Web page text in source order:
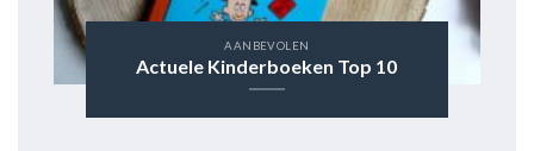
AANBEVOLEN
Actuele Kinderboeken Top 10